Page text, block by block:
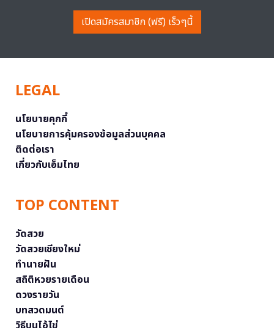
เปิดสมัครสมาชิก (ฟรี) เร็วๆนี้
LEGAL
นโยบายคุกกี้
นโยบายการคุ้มครองข้อมูลส่วนบุคคล
ติดต่อเรา
เกี่ยวกับเอ็มไทย
TOP CONTENT
วัดสวย
วัดสวยเชียงใหม่
ทำนายฝัน
สถิติหวยรายเดือน
ดวงรายวัน
บทสวดมนต์